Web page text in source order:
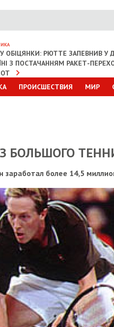
ОБІЦЯНКИ: РЮТТЕ ЗАПЕВНИВ У
З ПОСТАЧАННЯМ РАКЕТ-
ПРОИСШЕСТВИЯ МИР
БОЛЬШОГО
более 14,5